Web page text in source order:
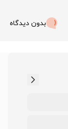
بدون دیدگاه